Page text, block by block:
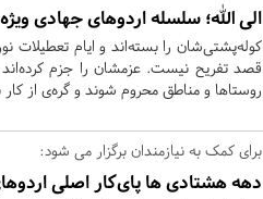
الی الله؛ سلسله اردوهای جهادی
کوله‌پشتی‌شان را بسته‌اند و ایام تعطیلات
قصد تفریح نیست. عزمشان را جزم
روستاها و مناطق محروم شوند و گره‌ی از کار
برای کمک به نیازمندان برگزار می شود:
دهه هشتادی ها پای‌کار اصلی